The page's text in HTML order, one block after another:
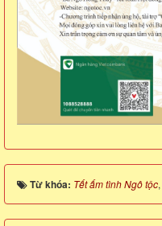
Từ khóa: Tết ấm tình Ngô tộc,